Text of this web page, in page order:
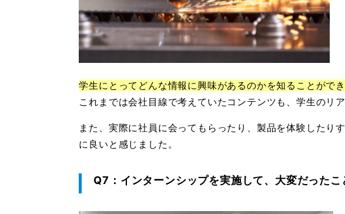
学生にとってどんな情報に興味があるのかを知ることができ
これまでは会社目線で考えていたコンテンツも、学生のリ
また、実際に社員に会ってもらったり、製品を体験したり
に良いと感じました。
Q7：インターンシップを実施して、大変だったこ